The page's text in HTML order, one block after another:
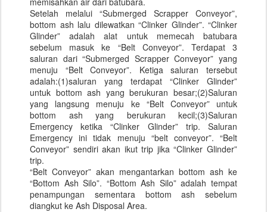
Setelah melalui “Submerged Scrapper Conveyor”,
bottom ash lalu dilewatkan “Clinker Glinder”. “Clinker
Glinder” adalah alat untuk memecah batubara
sebelum masuk ke “Belt Conveyor”. Terdapat 3
saluran dari “Submerged Scrapper Conveyor” yang
menuju “Belt Conveyor”. Ketiga saluran tersebut
adalah:(1)saluran yang terdapat “Clinker Glinder”
untuk bottom ash yang berukuran besar;(2)Saluran
yang langsung menuju ke “Belt Conveyor” untuk
bottom ash yang berukuran kecil;(3)Saluran
Emergency ketika “Clinker Glinder” trip. Saluran
Emergency ini tidak menuju “belt conveyor”. “Belt
Conveyor” sendiri akan ikut trip jika “Clinker Glinder”
trip.
“Belt Conveyor” akan mengantarkan bottom ash ke
“Bottom Ash Silo”. “Bottom Ash Silo” adalah tempat
penampungan sementara bottom ash sebelum
diangkut ke Ash Disposal Area.